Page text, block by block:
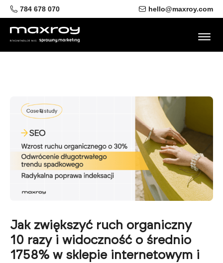
784 678 070 hello@maxroy.com
Jak zwiększyć ruch organiczny
10 razy i widoczność o średnio
1758% w sklepie internetowym i